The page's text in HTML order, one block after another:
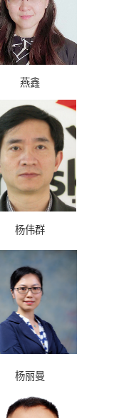
燕鑫
杨伟群
杨丽曼